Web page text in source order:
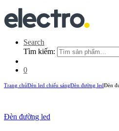
Search
Tìm kiếm:
0
Trang chủĐèn led chiếu sángĐèn đường ledĐèn
Đèn đường led